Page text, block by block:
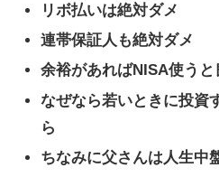
リボ払いは絶対ダメ
連帯保証人も絶対ダメ
余裕があればNISA使うと
なぜなら若いときに投資
ら
ちなみに父さんは人生中